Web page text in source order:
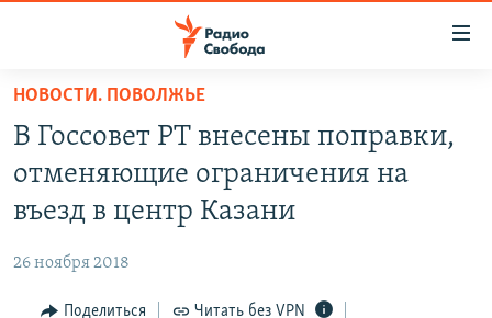
упрощенного
доступа
основному
Вернутся
АВТОРСКИЕ ПРОЕКТЫ
МНЕНИЯ
НОВОСТИ. ПОВОЛЖЬЕ
В Госсовет РТ внесены поправки,
отменяющие ограничения на
въезд в центр Казани
26 ноября 2018
Поделиться Читать без VPN